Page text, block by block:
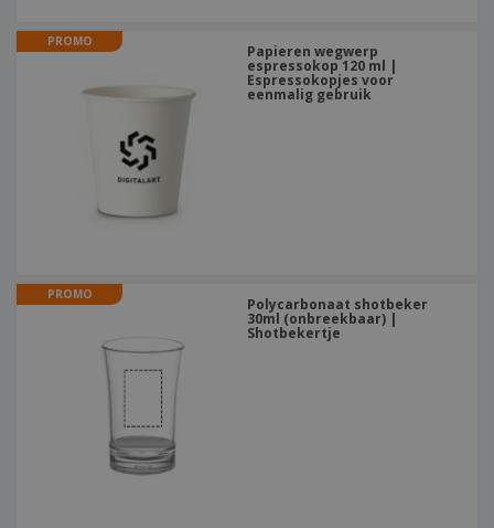
PROMO
Papieren wegwerp
espressokop 120 ml |
Espressokopjes voor
eenmalig gebruik
PROMO
Polycarbonaat shotbeker
30ml (onbreekbaar) |
Shotbekertje